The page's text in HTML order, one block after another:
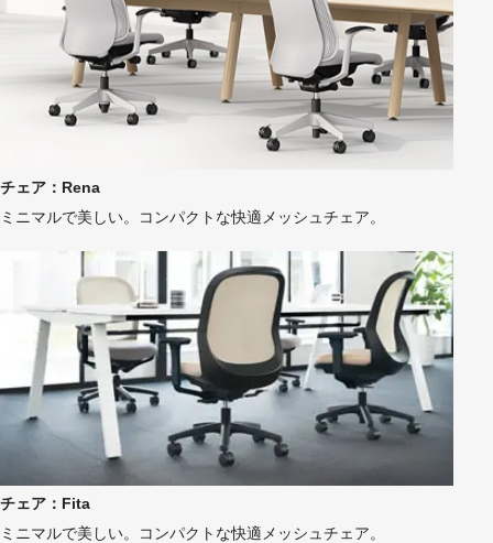
チェア：Rena
ミニマルで美しい。コンパクトな快適メッシュチェア。
チェア：Fita
ミニマルで美しい。コンパクトな快適メッシュチェア。